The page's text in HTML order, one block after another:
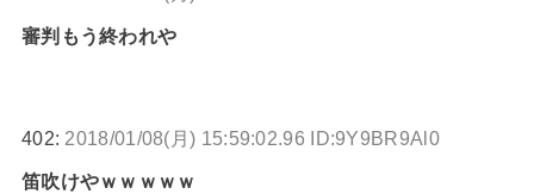
審判もう終われや
402: 2018/01/08(月) 15:59:02.96 ID:9Y9BR9Al0
笛吹けやｗｗｗｗｗ